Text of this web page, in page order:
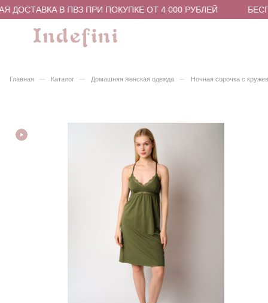
ДОСТАВКА В ПВЗ ПРИ ПОКУПКЕ ОТ 4 000 РУБЛЕЙ
Главная – Каталог – Домашняя женская одежда – Ночная сорочка с